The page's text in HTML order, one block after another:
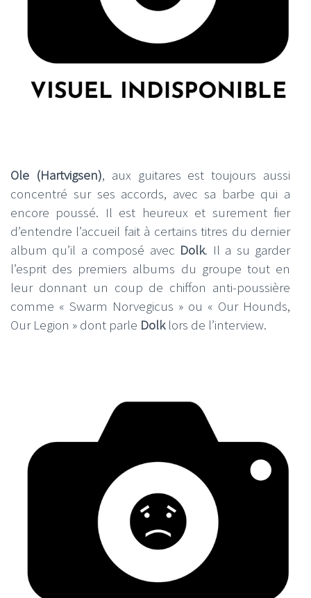
Ole (Hartvigsen), aux guitares est toujours aussi
concentré sur ses accords, avec sa barbe qui a
encore poussé. Il est heureux et surement fier
d’entendre l’accueil fait à certains titres du dernier
album qu’il a composé avec Dolk. Il a su garder
l’esprit des premiers albums du groupe tout en
leur donnant un coup de chiffon anti-poussière
comme « Swarm Norvegicus » ou « Our Hounds,
Our Legion » dont parle Dolklors de l’interview.